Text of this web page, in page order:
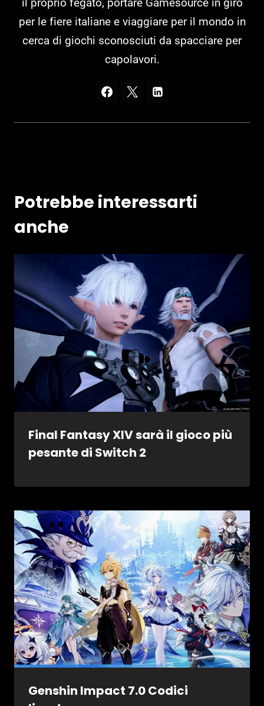
il proprio fegato, portare Gamesource in giro
per le fiere italiane e viaggiare per il mondo in
cerca di giochi sconosciuti da spacciare per
capolavori.
Potrebbe interessarti
anche
Final Fantasy XIV sarà il gioco più
pesante di Switch 2
Genshin Impact 7.0 Codici